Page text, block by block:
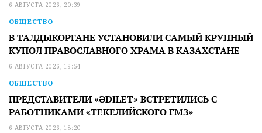
6 АВГУСТА 2026, 20:39
ОБЩЕСТВО
В ТАЛДЫКОРГАНЕ УСТАНОВИЛИ САМЫЙ КРУПНЫЙ
КУПОЛ ПРАВОСЛАВНОГО ХРАМА В КАЗАХСТАНЕ
6 АВГУСТА 2026, 19:54
ОБЩЕСТВО
ПРЕДСТАВИТЕЛИ «ӘDILET» ВСТРЕТИЛИСЬ С
РАБОТНИКАМИ «ТЕКЕЛИЙСКОГО ГМЗ»
6 АВГУСТА 2026, 18:20